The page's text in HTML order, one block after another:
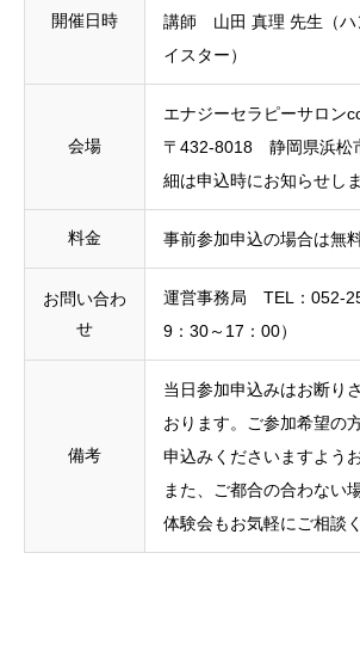
開催日時
講師 山田 真理 先生（ハ
イスター）
会場
エナジーセラピーサロン
〒432-8018 静岡県浜松
細は申込時にお知らせしま
料金 事前参加申込の場合は無
お問い合わ
せ
運営事務局 TEL：052-
9：30～17：00）
備考
当日参加申込みはお断り
おります。ご参加希望の
申込みくださいますよう
また、ご都合の合わない
体験会もお気軽にご相談